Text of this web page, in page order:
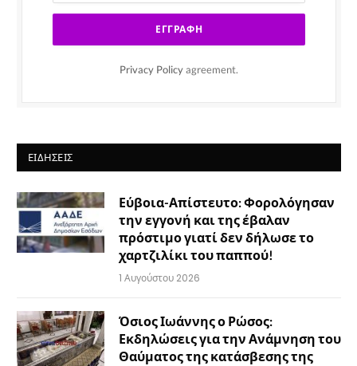
Privacy Policy agreement.
ΕΙΔΉΣΕΙΣ
Εύβοια-Απίστευτο: Φορολόγησαν
την εγγονή και της έβαλαν
πρόστιμο γιατί δεν δήλωσε το
χαρτζιλίκι του παππού!
1 Αυγούστου 2026
Όσιος Ιωάννης ο Ρώσος:
Εκδηλώσεις για την Ανάμνηση του
Θαύματος της κατάσβεσης της